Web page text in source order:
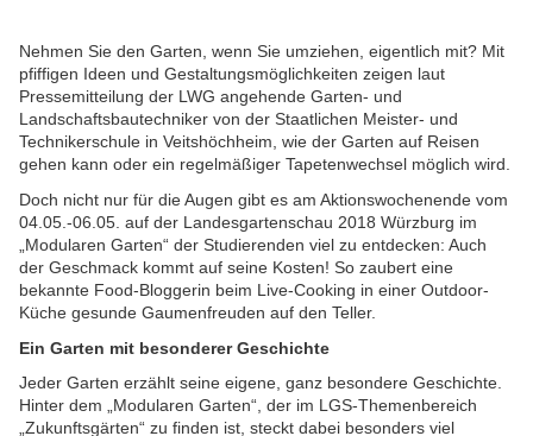
Nehmen Sie den Garten, wenn Sie umziehen, eigentlich mit? Mit
pfiffigen Ideen und Gestaltungsmöglichkeiten zeigen laut
Pressemitteilung der LWG angehende Garten- und
Landschaftsbautechniker von der Staatlichen Meister- und
Technikerschule in Veitshöchheim, wie der Garten auf Reisen
gehen kann oder ein regelmäßiger Tapetenwechsel möglich wird.
Doch nicht nur für die Augen gibt es am Aktionswochenende vom
04.05.-06.05. auf der Landesgartenschau 2018 Würzburg im
„Modularen Garten“ der Studierenden viel zu entdecken: Auch
der Geschmack kommt auf seine Kosten! So zaubert eine
bekannte Food-Bloggerin beim Live-Cooking in einer Outdoor-
Küche gesunde Gaumenfreuden auf den Teller.
Ein Garten mit besonderer Geschichte
Jeder Garten erzählt seine eigene, ganz besondere Geschichte.
Hinter dem „Modularen Garten“, der im LGS-Themenbereich
„Zukunftsgärten“ zu finden ist, steckt dabei besonders viel